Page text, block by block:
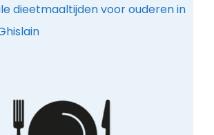
dieetmaaltijden voor ouderen in